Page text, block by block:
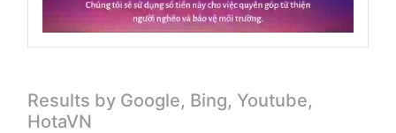
Results by Google, Bing, Youtube,
HotaVN